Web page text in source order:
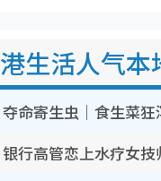
港生活人气本